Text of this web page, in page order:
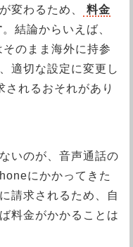
変わるため、
料金
。結論からいえば、
のまま海外に持参
適切な設定に変更し
されるおそれがあり
いのが、音声通話の
にかかってきた
請求されるため、自
料金がかかることは